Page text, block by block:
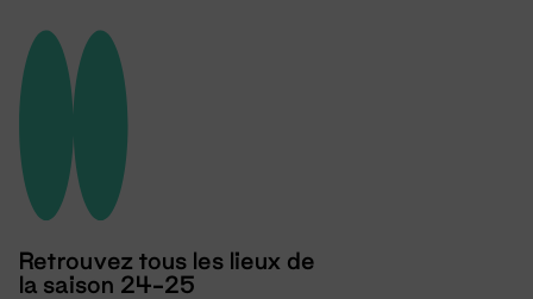
Retrouvez tous les lieux de
la saison 24-25